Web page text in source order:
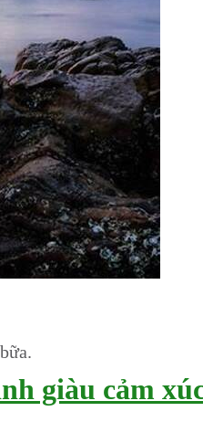
giàu cảm